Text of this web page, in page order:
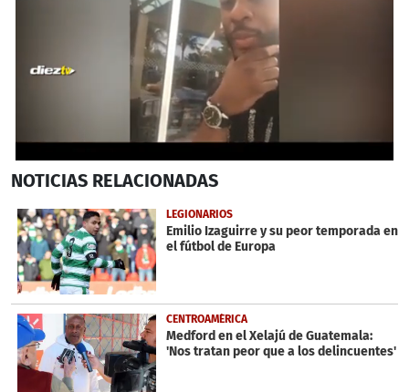
seconds
12
minutes,
1
second
NOTICIAS RELACIONADAS
LEGIONARIOS
Emilio Izaguirre y su peor temporada en
el fútbol de Europa
CENTROAMÉRICA
Medford en el Xelajú de Guatemala:
'Nos tratan peor que a los delincuentes'